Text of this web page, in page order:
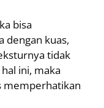
bisa
dengan kuas,
tidak
ini, maka
memperhatikan